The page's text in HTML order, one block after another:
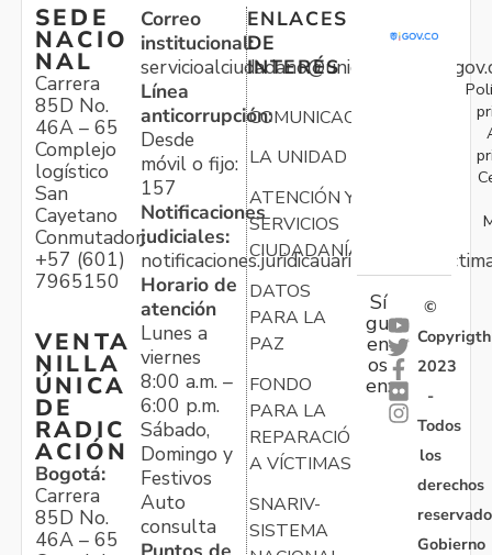
SEDE
NACIO
NAL
Carrera
85D No.
46A – 65
Complejo
logístico
San
Cayetano
Conmutador:
+57 (601)
7965150
VENTA
NILLA
ÚNICA
DE
RADIC
ACIÓN
Bogotá:
Carrera
85D No.
46A – 65
Correo
institucional:
Línea
anticorrupción:
Desde
móvil o fijo:
157
Notificaciones
judiciales:
Horario de
atención
Lunes a
viernes
8:00 a.m. –
6:00 p.m.
Sábado,
Domingo y
Festivos
Auto
consulta
ENLACES
DE
INTERÉS
COMUNICACIONES
LA UNIDAD
ATENCIÓN Y
SERVICIOS
CIUDADANÍA
DATOS
PARA LA
PAZ
FONDO
PARA LA
REPARACIÓN
A VÍCTIMAS
SNARIV-
SISTEMA
Sí
gu
en
os
en:
©
Copyrigth
2023
-
Todos
los
derechos
Gobierno